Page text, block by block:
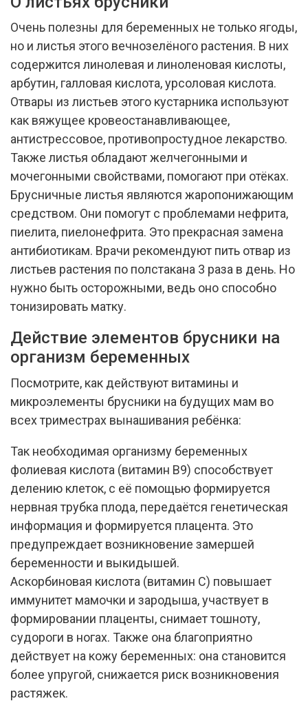
Очень полезны для беременных не только ягоды,
но и листья этого вечнозелёного растения. В них
содержится линолевая и линоленовая кислоты,
арбутин, галловая кислота, урсоловая кислота.
Отвары из листьев этого кустарника используют
как вяжущее кровеостанавливающее,
антистрессовое, противопростудное лекарство.
Также листья обладают желчегонными и
мочегонными свойствами, помогают при отёках.
Брусничные листья являются жаропонижающим
средством. Они помогут с проблемами нефрита,
пиелита, пиелонефрита. Это прекрасная замена
антибиотикам. Врачи рекомендуют пить отвар из
листьев растения по полстакана 3 раза в день. Но
нужно быть осторожными, ведь оно способно
тонизировать матку.
Действие элементов брусники на
организм беременных
Посмотрите, как действуют витамины и
микроэлементы брусники на будущих мам во
всех триместрах вынашивания ребёнка:
Так необходимая организму беременных
фолиевая кислота (витамин В9) способствует
делению клеток, с её помощью формируется
нервная трубка плода, передаётся генетическая
информация и формируется плацента. Это
предупреждает возникновение замершей
беременности и выкидышей.
Аскорбиновая кислота (витамин C) повышает
иммунитет мамочки и зародыша, участвует в
формировании плаценты, снимает тошноту,
судороги в ногах. Также она благоприятно
действует на кожу беременных: она становится
более упругой, снижается риск возникновения
растяжек.